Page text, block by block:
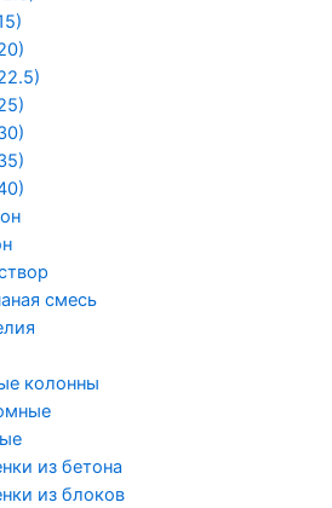
смесь
колонны
из бетона
из блоков